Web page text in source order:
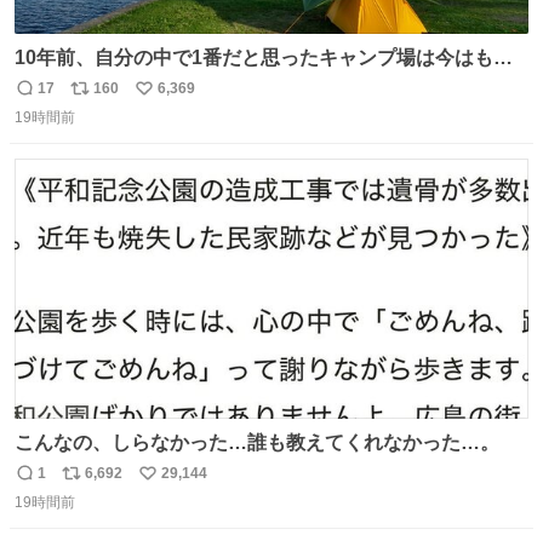
10年前、自分の中で1番だと思ったキャンプ場は今はもう
ない
返
信
17
リ
ポ
ト
数
160
い
数
6,369
19時間前
こんなの、しらなかった…誰も教えてくれなかった…。
返
信
1
リ
ポ
6,692
い
29,144
19時間前